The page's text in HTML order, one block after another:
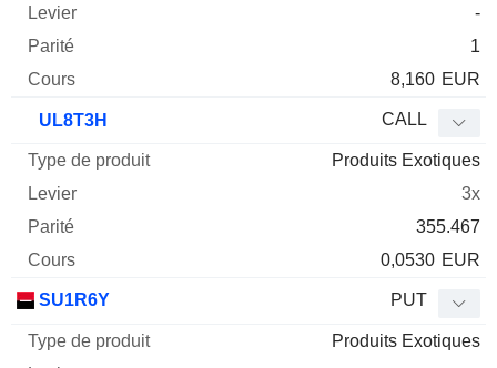
-
1
8,160 EUR
UL8T3H CALL
Produits Exotiques
3x
355.467
0,0530 EUR
SU1R6Y PUT
Produits Exotiques